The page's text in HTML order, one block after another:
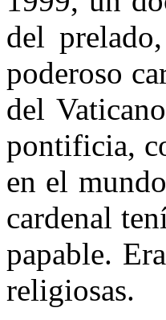
del
poderoso
del
pontificia,
en el
cardenal
papable.
religiosas.